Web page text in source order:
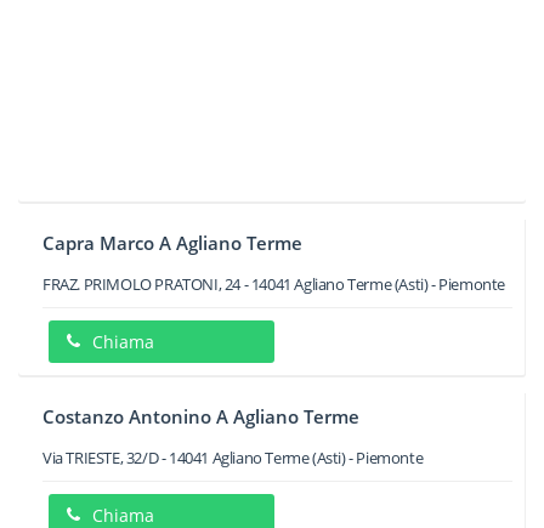
Capra Marco A Agliano Terme
FRAZ. PRIMOLO PRATONI, 24-14041 Agliano Terme(Asti) -Piemonte
Chiama
Costanzo Antonino A Agliano Terme
Via TRIESTE, 32/D-14041 Agliano Terme(Asti) -Piemonte
Chiama